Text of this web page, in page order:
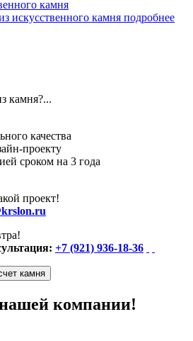
искусственного камня подробнее
камня?...
качества
проекту
сроком на 3 года
проект!
+7 (921) 936-18-36
камня
компании!